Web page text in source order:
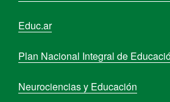
Educ.ar
Plan Nacional Integral de
Neurociencias y Educación